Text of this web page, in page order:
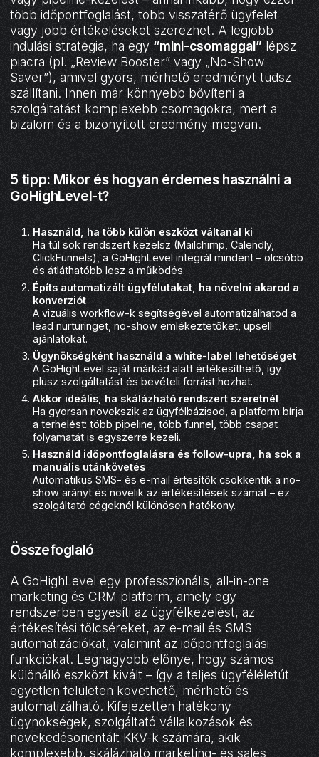
több időpontfoglalást, több visszatérő ügyfelet
vagy jobb értékeléseket szerezhet. A legjobb
indulási stratégia, ha egy “mini-csomaggal” lépsz
piacra (pl. „Review Booster” vagy „No-Show
Saver”), amivel gyors, mérhető eredményt tudsz
szállítani. Innen már könnyebb bővíteni a
szolgáltatást komplexebb csomagokra, mert a
bizalom és a bizonyított eredmény megvan.
5 tipp: Mikor és hogyan érdemes használni a
GoHighLevel-t?
Használd, ha több külön eszközt váltanál ki
Ha túl sok rendszert kezelsz (Mailchimp, Calendly,
ClickFunnels), a GoHighLevel integrál mindent – olcsóbb
és átláthatóbb lesz a működés.
Építs automatizált ügyfélutakat, ha növelni akarod a
konverziót
A vizuális workflow-k segítségével automatizálhatod a
lead nurturinget, no-show emlékeztetőket, upsell
ajánlatokat.
Ügynökségként használd a white-label lehetőséget
A GoHighLevel saját márkád alatt értékesíthető, így
plusz szolgáltatást és bevételi forrást hozhat.
Akkor ideális, ha skálázható rendszert szeretnél
Ha gyorsan növekszik az ügyfélbázisod, a platform bírja
a terhelést: több pipeline, több funnel, több csapat
folyamatát is egyszerre kezeli.
Használd időpontfoglalásra és follow-upra, ha sok a
manuális utánkövetés
Automatikus SMS- és e-mail értesítők csökkentik a no-
show arányt és növelik az értékesítések számát – ez
szolgáltató cégeknél különösen hatékony.
Összefoglaló
A GoHighLevel egy professzionális, all-in-one
marketing és CRM platform, amely egy
rendszerben egyesíti az ügyfélkezelést, az
értékesítési tölcséreket, az e-mail és SMS
automatizációkat, valamint az időpontfoglalási
funkciókat. Legnagyobb előnye, hogy számos
különálló eszközt kivált – így a teljes ügyféléletút
egyetlen felületen követhető, mérhető és
automatizálható. Kifejezetten hatékony
ügynökségek, szolgáltató vállalkozások és
növekedésorientált KKV-k számára, akik
komplexebb, skálázható marketing- és sales